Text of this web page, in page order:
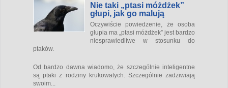
Nie taki „ptasi móżdżek”
głupi, jak go malują
Oczywiście powiedzenie, że osoba
głupia ma „ptasi móżdżek” jest bardzo
niesprawiedliwe w stosunku do
ptaków.
Od bardzo dawna wiadomo, że szczególnie inteligentne
są ptaki z rodziny krukowatych. Szczególnie zadziwiają
swoim...